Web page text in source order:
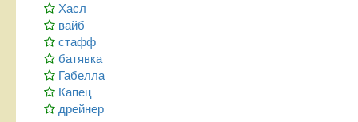
Хасл
вайб
стафф
батявка
Габелла
Капец
дрейнер